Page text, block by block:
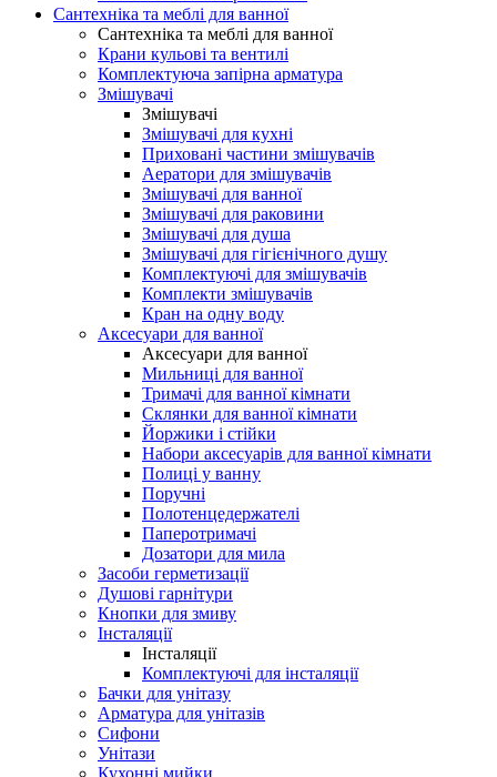
Сантехніка та меблі для ванної
Сантехніка та меблі для ванної
Крани кульові та вентилі
Комплектуюча запірна арматура
Змішувачі
Змішувачі
Змішувачі для кухні
Приховані частини змішувачів
Аератори для змішувачів
Змішувачі для ванної
Змішувачі для раковини
Змішувачі для душа
Змішувачі для гігієнічного душу
Комплектуючі для змішувачів
Комплекти змішувачів
Кран на одну воду
Аксесуари для ванної
Аксесуари для ванної
Мильниці для ванної
Тримачі для ванної кімнати
Склянки для ванної кімнати
Йоржики і стійки
Набори аксесуарів для ванної кімнати
Полиці у ванну
Поручні
Полотенцедержателі
Паперотримачі
Дозатори для мила
Засоби герметизації
Душові гарнітури
Кнопки для змиву
Інсталяції
Інсталяції
Комплектуючі для інсталяції
Бачки для унітазу
Арматура для унітазів
Сифони
Унітази
Кухонні мийки